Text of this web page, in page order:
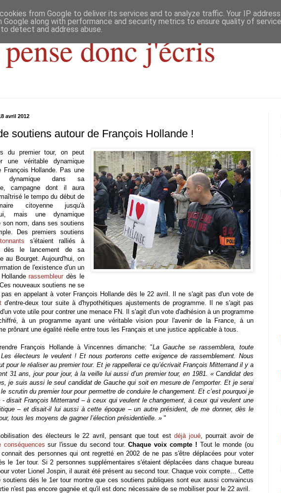
pense donc j'écris
avril 2012
soutiens autour de François Hollande !
du premier tour, on peut
une véritable dynamique
François Hollande. Pas une
dynamique dans sa
campagne dont il aura
le tempo du début de
citoyenne jusqu'à
mais une dynamique
son nom, dans ses soutiens
Des premiers soutiens
s'étaient ralliés à
dès le lancement de sa
au Bourget. Aujourd'hui, on
de l'existence d'un un
Hollanderassembleur dès le
nouveaux soutiens ne se
pas en appelant à voter François Hollande dès le 22 avril. Il ne s'agit pas d'un vote de
d'entre-deux tour suite à d'hypothétiques ajustements de programme. Il ne s'agit pas
vote utile pour contrer une menace FN. Il s'agit d'un vote d'adhésion à un programme
à un programme ayant une véritable vision pour l'avenir de la France, à un
prônant une égalité réelle entre tous les Français et une justice applicable à tous.
François Hollande à Vincennes dimanche: "La Gauche se rassemblera, toute
électeurs le veulent ! Et nous porterons cette exigence de rassemblement. Nous
pour le réaliser au premier tour. Et je rappellerai ce qu’écrivait François Mitterrand il y a
31 ans, jour pour jour, à la veille lui aussi d’un premier tour, en 1981. « Candidat des
je suis aussi le seul candidat de Gauche qui soit en mesure de l’emporter. Et je serai
scrutin du premier tour pour permettre de conduire le changement. Et c’est pourquoi je
-­ disait François Mitterrand – à ceux qui veulent le changement, à ceux qui veulent une
– et disait-il lui aussi à cette époque – un autre président, de me donner, dès le
tous les moyens de gagner l’élection présidentielle. » "
des électeurs le 22 avril, pensant que tout est déjà joué , pourrait avoir de
conséquences sur l'issue du second tour.Chaque voix compte ! Tout le monde (ou
connait des personnes qui ont regretté en 2002 de ne pas s'être déplacées pour voter
le 1er tour. Si 2 personnes supplémentaires s'étaient déplacées dans chaque bureau
voter Lionel Jospin, il aurait été présent au second tour. Chaque voix compte… Cette
soutiens dès le 1er tour montre que ces soutiens publiques sont eux aussi convaincus
n'est pas encore gagnée et qu'il est donc nécessaire de se mobiliser pour le 22 avril.
from Google to deliver its services and to analyze traffic. Your IP
Google along with performance and security metrics to ensure quality of
detect and address abuse.